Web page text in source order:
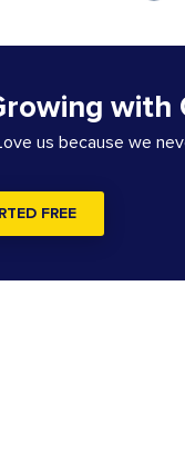
with
us because we
FREE